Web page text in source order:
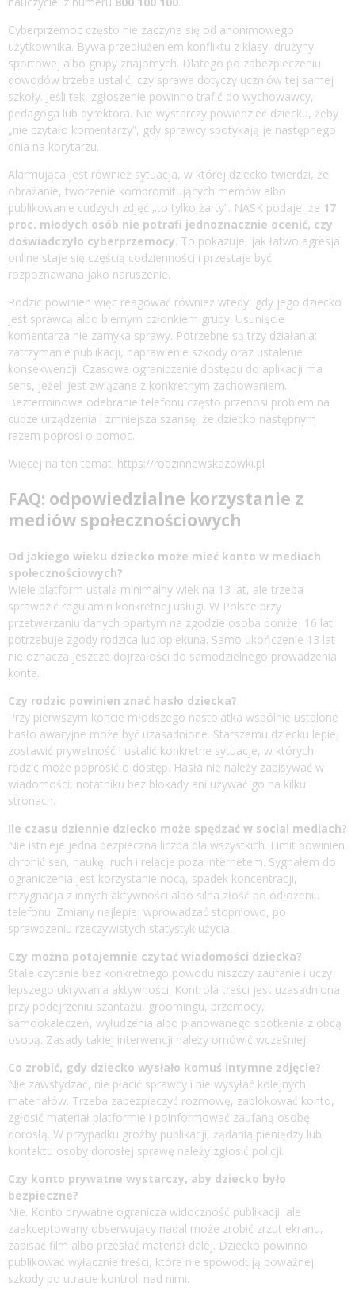
Cyberprzemoc często nie zaczyna się od anonimowego
użytkownika. Bywa przedłużeniem konfliktu z klasy, drużyny
sportowej albo grupy znajomych. Dlatego po zabezpieczeniu
dowodów trzeba ustalić, czy sprawa dotyczy uczniów tej samej
szkoły. Jeśli tak, zgłoszenie powinno trafić do wychowawcy,
pedagoga lub dyrektora. Nie wystarczy powiedzieć dziecku, żeby
„nie czytało komentarzy”, gdy sprawcy spotykają je następnego
dnia na korytarzu.
Alarmująca jest również sytuacja, w której dziecko twierdzi, że
obrażanie, tworzenie kompromitujących memów albo
publikowanie cudzych zdjęć „to tylko żarty”. NASK podaje, że 17
proc. młodych osób nie potrafi jednoznacznie ocenić, czy
doświadczyło cyberprzemocy. To pokazuje, jak łatwo agresja
online staje się częścią codzienności i przestaje być
rozpoznawana jako naruszenie.
Rodzic powinien więc reagować również wtedy, gdy jego dziecko
jest sprawcą albo biernym członkiem grupy. Usunięcie
komentarza nie zamyka sprawy. Potrzebne są trzy działania:
zatrzymanie publikacji, naprawienie szkody oraz ustalenie
konsekwencji. Czasowe ograniczenie dostępu do aplikacji ma
sens, jeżeli jest związane z konkretnym zachowaniem.
Bezterminowe odebranie telefonu często przenosi problem na
cudze urządzenia i zmniejsza szansę, że dziecko następnym
razem poprosi o pomoc.
Więcej na ten temat: https://rodzinnewskazowki.pl
FAQ: odpowiedzialne korzystanie z
mediów społecznościowych
Od jakiego wieku dziecko może mieć konto w mediach
społecznościowych?
Wiele platform ustala minimalny wiek na 13 lat, ale trzeba
sprawdzić regulamin konkretnej usługi. W Polsce przy
przetwarzaniu danych opartym na zgodzie osoba poniżej 16 lat
potrzebuje zgody rodzica lub opiekuna. Samo ukończenie 13 lat
nie oznacza jeszcze dojrzałości do samodzielnego prowadzenia
konta.
Czy rodzic powinien znać hasło dziecka?
Przy pierwszym koncie młodszego nastolatka wspólnie ustalone
hasło awaryjne może być uzasadnione. Starszemu dziecku lepiej
zostawić prywatność i ustalić konkretne sytuacje, w których
rodzic może poprosić o dostęp. Hasła nie należy zapisywać w
wiadomości, notatniku bez blokady ani używać go na kilku
stronach.
Ile czasu dziennie dziecko może spędzać w social mediach?
Nie istnieje jedna bezpieczna liczba dla wszystkich. Limit powinien
chronić sen, naukę, ruch i relacje poza internetem. Sygnałem do
ograniczenia jest korzystanie nocą, spadek koncentracji,
rezygnacja z innych aktywności albo silna złość po odłożeniu
telefonu. Zmiany najlepiej wprowadzać stopniowo, po
sprawdzeniu rzeczywistych statystyk użycia.
Czy można potajemnie czytać wiadomości dziecka?
Stałe czytanie bez konkretnego powodu niszczy zaufanie i uczy
lepszego ukrywania aktywności. Kontrola treści jest uzasadniona
przy podejrzeniu szantażu, groomingu, przemocy,
samookaleczeń, wyłudzenia albo planowanego spotkania z obcą
osobą. Zasady takiej interwencji należy omówić wcześniej.
Co zrobić, gdy dziecko wysłało komuś intymne zdjęcie?
Nie zawstydzać, nie płacić sprawcy i nie wysyłać kolejnych
materiałów. Trzeba zabezpieczyć rozmowę, zablokować konto,
zgłosić materiał platformie i poinformować zaufaną osobę
dorosłą. W przypadku groźby publikacji, żądania pieniędzy lub
kontaktu osoby dorosłej sprawę należy zgłosić policji.
Czy konto prywatne wystarczy, aby dziecko było
bezpieczne?
Nie. Konto prywatne ogranicza widoczność publikacji, ale
zaakceptowany obserwujący nadal może zrobić zrzut ekranu,
zapisać film albo przesłać materiał dalej. Dziecko powinno
publikować wyłącznie treści, które nie spowodują poważnej
szkody po utracie kontroli nad nimi.